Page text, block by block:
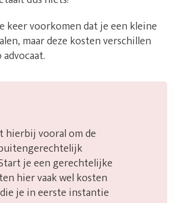
keer voorkomen dat je een kleine
maar deze kosten verschillen
hierbij vooral om de
je een gerechtelijke
hier vaak wel kosten
je in eerste instantie